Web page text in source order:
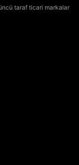
taraf ticari markalar